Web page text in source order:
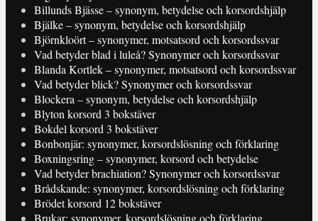
Billunds Bjässe – synonym, betydelse och korsordshjälp
Bjälke – synonym, betydelse och korsordshjälp
Björnkloört – synonymer, motsatsord och korsordssvar
Vad betyder blad i luleå? Synonymer och korsordssvar
Blanda Kortlek – synonymer, motsatsord och korsordssvar
Vad betyder blick? Synonymer och korsordssvar
Blockera – synonym, betydelse och korsordshjälp
Blyton korsord 3 bokstäver
Bokdel korsord 3 bokstäver
Bonbonjär: synonymer, korsordslösning och förklaring
Boxningsring – synonymer, korsord och betydelse
Vad betyder brachiation? Synonymer och korsordssvar
Brådskande: synonymer, korsordslösning och förklaring
Brödet korsord 12 bokstäver